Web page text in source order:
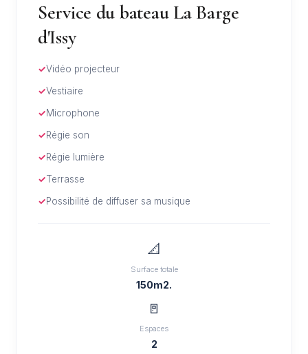
Service du bateau La Barge
d'Issy
Vidéo projecteur
Vestiaire
Microphone
Régie son
Régie lumière
Terrasse
Possibilité de diffuser sa musique
📐
Surface totale
150m2.
🚪
Espaces
2